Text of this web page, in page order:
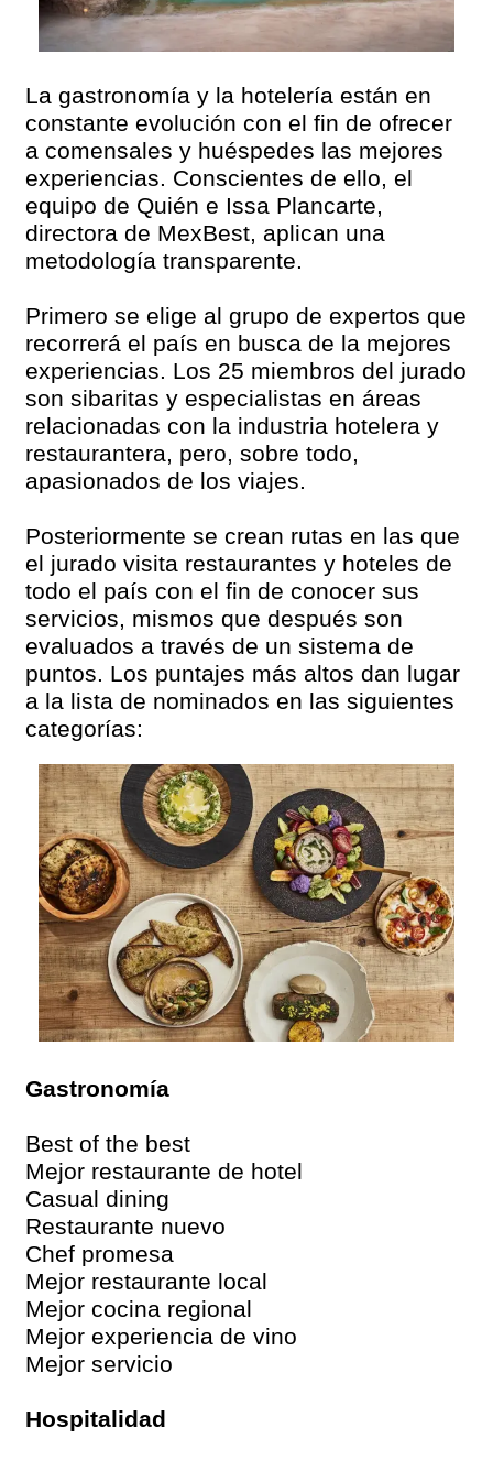
La gastronomía y la hotelería están en
constante evolución con el fin de ofrecer
a comensales y huéspedes las mejores
experiencias. Conscientes de ello, el
equipo de Quién e Issa Plancarte,
directora de MexBest, aplican una
metodología transparente.
Primero se elige al grupo de expertos que
recorrerá el país en busca de la mejores
experiencias. Los 25 miembros del jurado
son sibaritas y especialistas en áreas
relacionadas con la industria hotelera y
restaurantera, pero, sobre todo,
apasionados de los viajes.
Posteriormente se crean rutas en las que
el jurado visita restaurantes y hoteles de
todo el país con el fin de conocer sus
servicios, mismos que después son
evaluados a través de un sistema de
puntos. Los puntajes más altos dan lugar
a la lista de nominados en las siguientes
categorías:
Gastronomía
Best of the best
Mejor restaurante de hotel
Casual dining
Restaurante nuevo
Chef promesa
Mejor restaurante local
Mejor cocina regional
Mejor experiencia de vino
Mejor servicio
Hospitalidad